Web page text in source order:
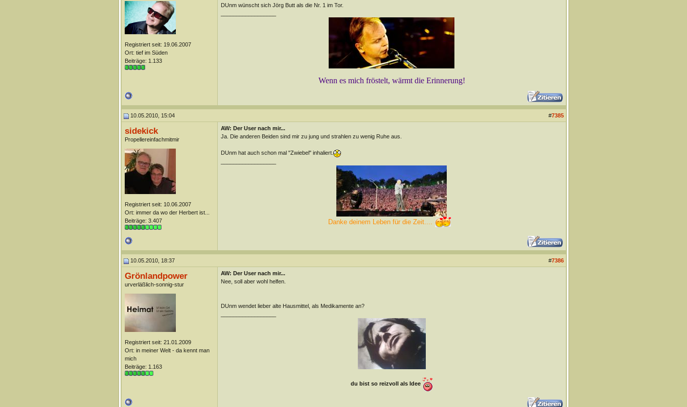
Registriert seit: 19.06.2007
Ort: tief im Süden
Beiträge: 1.133
DUnm wünscht sich Jörg Butt als die Nr. 1 im Tor.
Wenn es mich fröstelt, wärmt die Erinnerung!
10.05.2010, 15:04 #7385
sidekick
Propellereinfachmitmir
Registriert seit: 10.06.2007
Ort: immer da wo der Herbert ist...
Beiträge: 3.407
AW: Der User nach mir...
Ja. Die anderen Beiden sind mir zu jung und strahlen zu wenig Ruhe aus.
DUnm hat auch schon mal "Zwiebel" inhaliert.
Danke deinem Leben für die Zeit....
10.05.2010, 18:37 #7386
Grönlandpower
urverläßlich-sonnig-stur
Registriert seit: 21.01.2009
Ort: in meiner Welt - da kennt man
mich
Beiträge: 1.163
AW: Der User nach mir...
Nee, soll aber wohl helfen.
DUnm wendet lieber alte Hausmittel, als Medikamente an?
du bist so reizvoll als Idee